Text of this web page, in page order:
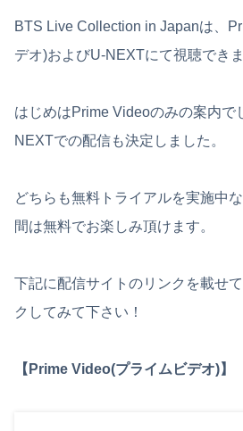
BTS Live Collection in Japanは、
デオ)およびU-NEXTにて視聴できま
はじめはPrime Videoのみの案内で
NEXTでの配信も決定しました。
どちらも無料トライアルを実施中
間は無料でお楽しみ頂けます。
下記に配信サイトのリンクを載せ
クしてみて下さい！
【Prime Video(プライムビデオ)】